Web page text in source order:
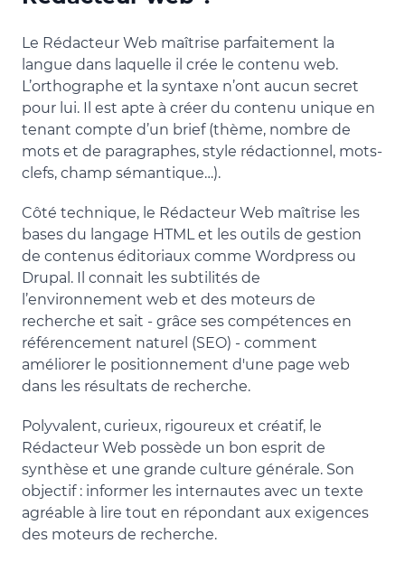
Le Rédacteur Web maîtrise parfaitement la
langue dans laquelle il crée le contenu web.
L’orthographe et la syntaxe n’ont aucun secret
pour lui. Il est apte à créer du contenu unique en
tenant compte d’un brief (thème, nombre de
mots et de paragraphes, style rédactionnel, mots-
clefs, champ sémantique…).
Côté technique, le Rédacteur Web maîtrise les
bases du langage HTML et les outils de gestion
de contenus éditoriaux comme Wordpress ou
Drupal. Il connait les subtilités de
l’environnement web et des moteurs de
recherche et sait - grâce ses compétences en
référencement naturel (SEO) - comment
améliorer le positionnement d'une page web
dans les résultats de recherche.
Polyvalent, curieux, rigoureux et créatif, le
Rédacteur Web possède un bon esprit de
synthèse et une grande culture générale. Son
objectif : informer les internautes avec un texte
agréable à lire tout en répondant aux exigences
des moteurs de recherche.